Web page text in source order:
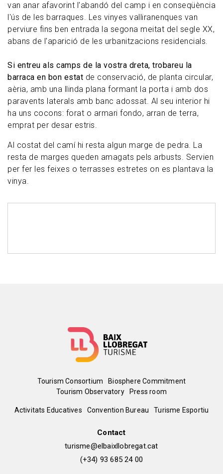
van anar afavorint l'abandó del camp i en conseqüència
l'ús de les barraques. Les vinyes valliranenques van
perviure fins ben entrada la segona meitat del segle XX,
abans de l'aparició de les urbanitzacions residencials.
Si entreu als camps de la vostra dreta, trobareu la
barraca en bon estat de conservació, de planta circular,
aèria, amb una llinda plana formant la porta i amb dos
paravents laterals amb banc adossat. Al seu interior hi
ha uns cocons: forat o armari fondo, arran de terra,
emprat per desar estris.
Al costat del camí hi resta algun marge de pedra. La
resta de marges queden amagats pels arbusts. Servien
per fer les feixes o terrasses estretes on es plantava la
vinya.
Menú
del
Tourism Consortium
Biosphere Commitment
Tourism Observatory
Press room
Peu
Activitats Educatives Convention Bureau Turisme Esportiu
Contact
turisme@elbaixllobregat.cat
(+34) 93 685 24 00